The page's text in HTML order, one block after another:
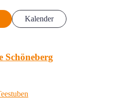
Kalender
Schöneberg